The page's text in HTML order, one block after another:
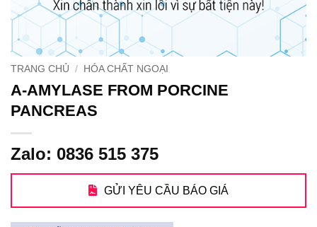
TRANG CHỦ / HÓA CHẤT NGOẠI
Α-AMYLASE FROM PORCINE
PANCREAS
Zalo: 0836 515 375
GỬI YÊU CẦU BÁO GIÁ